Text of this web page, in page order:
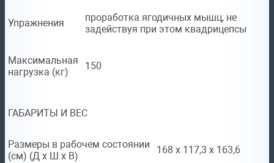
Упражнения
проработка ягодичных мышц, не
задействуя при этом квадрицепсы
Максимальная
нагрузка (кг)
150
ГАБАРИТЫ И ВЕС
Размеры в рабочем состоянии
(см) (Д х Ш х В)
168 х 117,3 х 163,6